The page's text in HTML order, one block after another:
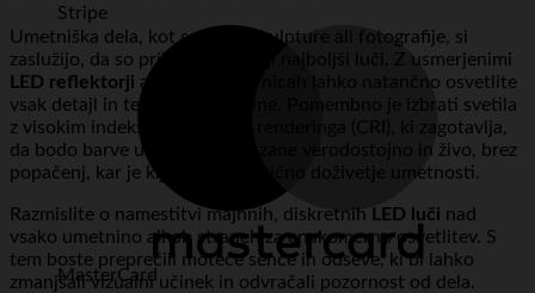
Stripe
MasterCard
Umetniška dela, kot so slike, skulpture ali fotografije, si
zaslužijo, da so prikazana v svoji najboljši luči. Z usmerjenimi
LED reflektorji ali svetili na tirnicah lahko natančno osvetlite
vsak detajl in teksturo umetnine. Pomembno je izbrati svetila
z visokim indeksom barvnega renderinga (CRI), ki zagotavlja,
da bodo barve umetnine prikazane verodostojno in živo, brez
popačenj, kar je ključno za resnično doživetje umetnosti.
Razmislite o namestitvi majhnih, diskretnih LED luči nad
vsako umetnino ali ob straneh za enakomerno osvetlitev. S
tem boste preprečili moteče sence in odseve, ki bi lahko
zmanjšali vizualni učinek in odvračali pozornost od dela.